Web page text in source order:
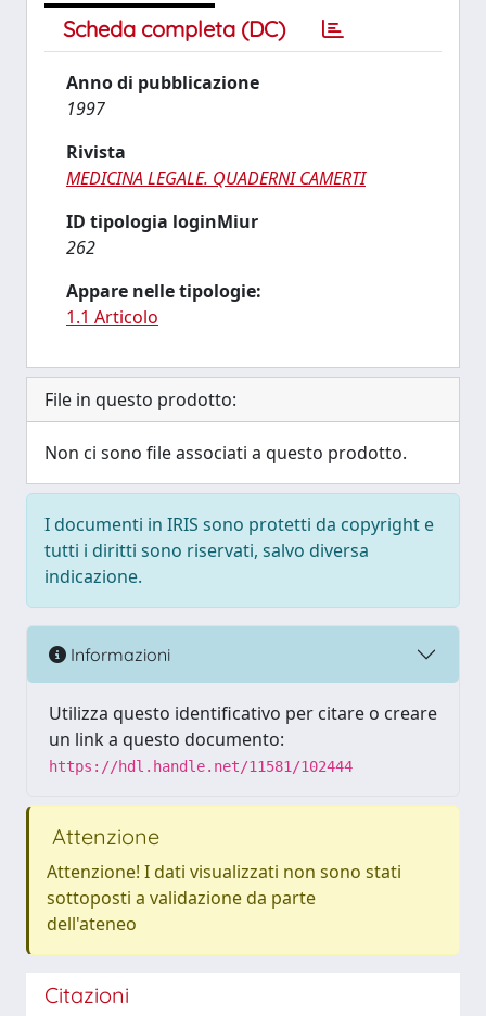
Scheda completa (DC)
Anno di pubblicazione
1997
Rivista
MEDICINA LEGALE. QUADERNI CAMERTI
ID tipologia loginMiur
262
Appare nelle tipologie:
1.1 Articolo
File in questo prodotto:
Non ci sono file associati a questo prodotto.
I documenti in IRIS sono protetti da copyright e
tutti i diritti sono riservati, salvo diversa
indicazione.
Informazioni
Utilizza questo identificativo per citare o creare
un link a questo documento:
https://hdl.handle.net/11581/102444
Attenzione
Attenzione! I dati visualizzati non sono stati
sottoposti a validazione da parte
dell'ateneo
Citazioni